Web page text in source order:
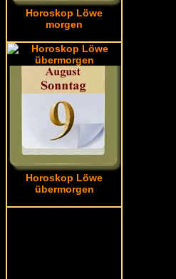
Horoskop Löwe
morgen
Horoskop Löwe
übermorgen